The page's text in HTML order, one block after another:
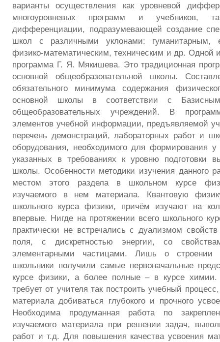
варианты осуществления как уровневой
многоуровневых программ и учебников,
дифференциации, подразумевающей создание
школ с различными уклонами: гуманитарным,
физико-математическим, техническим и др. Одной
программа Г. Я. Мякишева. Это традиционная
основной общеобразовательной школы.
обязательного минимума содержания
основной школы в соответствии с
общеобразовательных учреждений. В
элементов учебной информации, предъявляемой
перечень демонстраций, лабораторных работ и
оборудования, необходимого для формирования
указанных в требованиях к уровню подготовки
школы. Особенности методики изучения данного
местом этого раздела в школьном курсе
изучаемого в нем материала. Квантовую
школьного курса физики, причём изучают на
впервые. Нигде на протяжении всего школьного
практически не встречались с дуализмом
поля, с дискретностью энергии, со
элементарными частицами. Лишь о
школьники получили самые первоначальные
курсе физики, а более полные – в курсе химии.
требует от учителя так построить учебный
материала добиваться глубокого и прочного
Необходима продуманная работа по
изучаемого материала при решении задач,
работ и т.д. Для повышения качества усвоения